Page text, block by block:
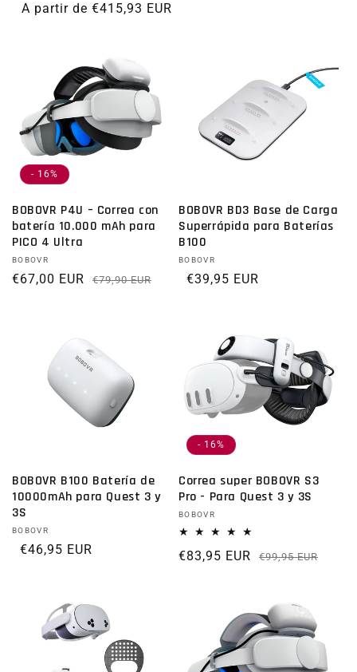
A partir de €415,93 EUR
- 16%
BOBOVR P4U – Correa con
batería 10.000 mAh para
PICO 4 Ultra
Proveedor:
BOBOVR
Precio habitual
€79,90 EUR Precio de oferta
€67,00 EUR
BOBOVR BD3 Base de Carga
Superrápida para Baterías
B100
Proveedor:
BOBOVR
Precio habitual
€39,95 EUR
BOBOVR B100 Batería de
10000mAh para Quest 3 y
3S
Proveedor:
BOBOVR
Precio habitual
€46,95 EUR
- 16%
Correa super BOBOVR S3
Pro - Para Quest 3 y 3S
Proveedor:
BOBOVR
€99,95 EUR
€83,95 EUR